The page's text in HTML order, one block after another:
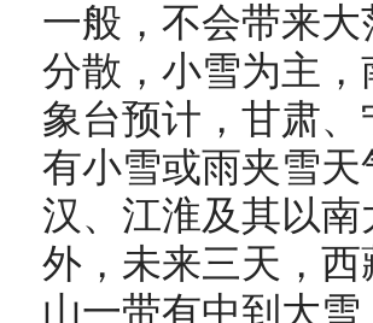
一般，不会带来
分散，小雪为主
象台预计， 甘肃、
有小雪或雨夹雪
汉、江淮及其以
外，未来三天， 西
山一带有中到大